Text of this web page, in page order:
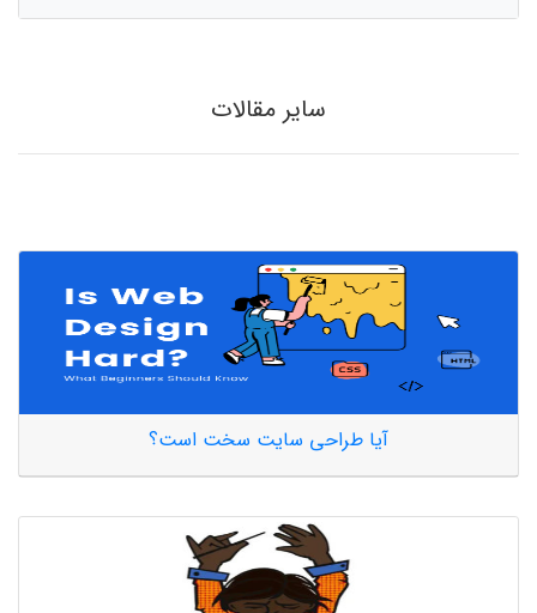
سایر مقالات
آیا طراحی سایت سخت است؟